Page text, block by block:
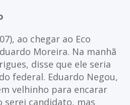
ao chegar ao Eco
Moreira. Na manhã
disse que ele seria
federal. Eduardo Negou,
velhinho para encarar
serei candidato, mas